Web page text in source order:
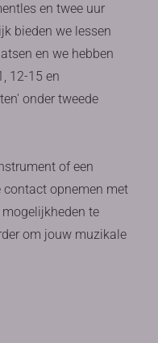
en twee uur
bieden we lessen
en we hebben
12-15 en
onder tweede
of een
contact opnemen met
te
om jouw muzikale